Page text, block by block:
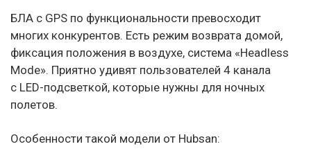
БЛА с GPS по функциональности превосходит
многих конкурентов. Есть режим возврата домой,
фиксация положения в воздухе, система «Headless
Mode». Приятно удивят пользователей 4 канала
с LED-подсветкой, которые нужны для ночных
полетов.
Особенности такой модели от Hubsan: